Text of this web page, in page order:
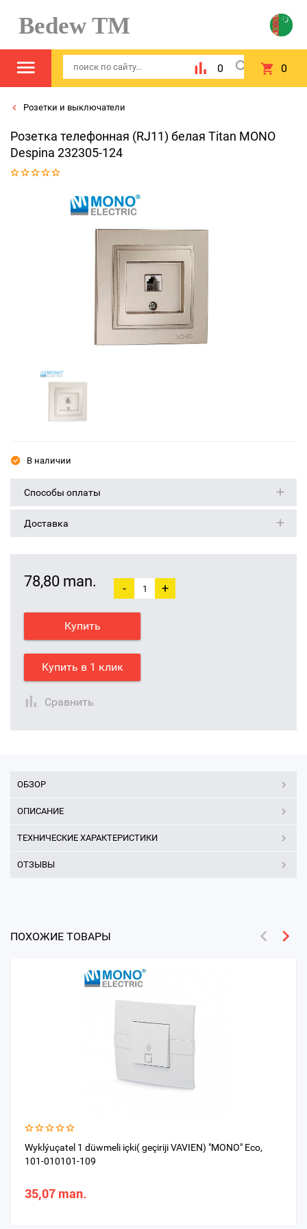
Bedew TM
0 0
Розетки и выключатели
Розетка телефонная (RJ11) белая Titan MONO
Despina 232305-124
В наличии
Способы оплаты
Доставка
78,80 man. - +
Купить
Купить в 1 клик
Сравнить
ОБЗОР
ОПИСАНИЕ
ТЕХНИЧЕСКИЕ ХАРАКТЕРИСТИКИ
ОТЗЫВЫ
ПОХОЖИЕ ТОВАРЫ
Wyklýuçatel 1 düwmeli içki( geçiriji VAVIEN) "MONO" Eco,
101-010101-109
35,07 man.